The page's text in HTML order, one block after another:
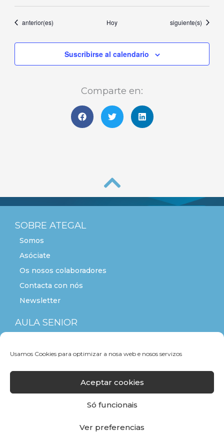
Usamos Cookies para optimizar a nosa web e nosos servizos
Aceptar cookies
Só funcionais
Ver preferencias
Eventos
anterior(es) Hoy Eventos
siguiente(s)
Suscribirse al calendario
Comparte en:
SOBRE ATEGAL
Somos
Asóciate
Os nosos colaboradores
Contacta con nós
Newsletter
AULA SENIOR
F
a
T
w
L
i
Y
o
I
n